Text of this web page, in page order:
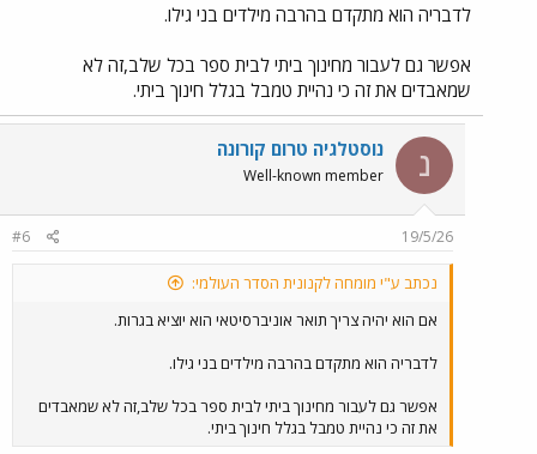
לדבריה הוא מתקדם בהרבה מילדים בני גילו.
אפשר גם לעבור מחינוך ביתי לבית ספר בכל שלב,זה לא
שמאבדים את זה כי נהיית טמבל בגלל חינוך ביתי.
נ נוסטלגיה טרום קורונה
Well-known member
19/5/26
#6
נכתב ע"י מומחה לקנונית הסדר העולמי:
אם הוא יהיה צריך תואר אוניברסיטאי הוא יוציא בגרות.
לדבריה הוא מתקדם בהרבה מילדים בני גילו.
אפשר גם לעבור מחינוך ביתי לבית ספר בכל שלב,זה לא שמאבדים
את זה כי נהיית טמבל בגלל חינוך ביתי.